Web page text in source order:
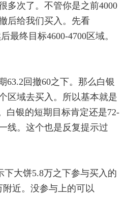
多次了。不管你是之前4000
后给我们买入。先看
最终目标4600-4700区域。
回撤60之下。那么白银
区域去买入。所以基本就是
白银的短期目标肯定还是72-
线。这个也是反复提示过
饼5.8万之下参与买入的
近。没参与上的可以